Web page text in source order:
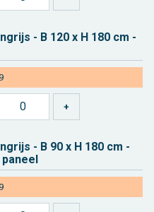
- B 120 x H 180 cm -
- B 90 x H 180 cm -